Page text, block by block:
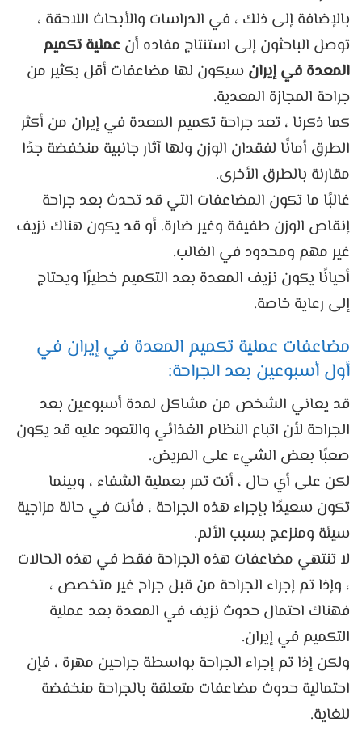
بالإضافة إلى ذلك ، في الدراسات والأبحاث اللاحقة ،
توصل الباحثون إلى استنتاج مفاده أن عملية تكميم
المعدة في إيران سيكون لها مضاعفات أقل بكثير من
جراحة المجازة المعدية.
كما ذكرنا ، تعد جراحة تكميم المعدة في إيران من أكثر
الطرق أمانًا لفقدان الوزن ولها آثار جانبية منخفضة جدًا
مقارنة بالطرق الأخرى.
غالبًا ما تكون المضاعفات التي قد تحدث بعد جراحة
إنقاص الوزن طفيفة وغير ضارة. أو قد يكون هناك نزيف
غير مهم ومحدود في الغالب.
أحيانًا يكون نزيف المعدة بعد التكميم خطيرًا ويحتاج
إلى رعاية خاصة.
مضاعفات عملية تكميم المعدة في إيران في
أول أسبوعين بعد الجراحة:
قد يعاني الشخص من مشاكل لمدة أسبوعين بعد
الجراحة لأن اتباع النظام الغذائي والتعود عليه قد يكون
صعبًا بعض الشيء على المريض.
لكن على أي حال ، أنت تمر بعملية الشفاء ، وبينما
تكون سعيدًا بإجراء هذه الجراحة ، فأنت في حالة مزاجية
سيئة ومنزعج بسبب الألم.
لا تنتهي مضاعفات هذه الجراحة فقط في هذه الحالات
، وإذا تم إجراء الجراحة من قبل جراح غير متخصص ،
فهناك احتمال حدوث نزيف في المعدة بعد عملية
التكميم في إيران.
ولكن إذا تم إجراء الجراحة بواسطة جراحين مهرة ، فإن
احتمالية حدوث مضاعفات متعلقة بالجراحة منخفضة
للغاية.